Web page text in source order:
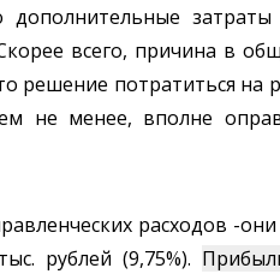
дополнительные
всего, причина в
решение потратиться
не менее, вполне
расходов -они
рублей (9,75%).